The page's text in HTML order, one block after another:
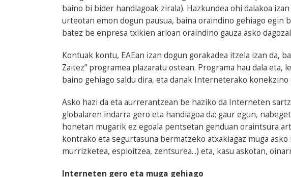
baino bi bider handiagoak zirala). Hazkundea ohi dalakoa
urteotan emon dogun pausua, baina oraindino gehiago egin
batez be enpresa txikien arloan oraindino gauza asko
Kontuak kontu, EAEan izan dogun gorakadea itzela izan da,
Zaitez” programea plazaratu ostean. Programa hau dala eta,
baino gehiago saldu dira, eta danak Interneterako
Asko hazi da eta aurrerantzean be haziko da Interneten
globalaren indarra gero eta handiagoa da; gaur egun,
honetan mugarik ez egoala pentsetan genduan oraintsura
kontrako eta segurtasuna bermatzeko atxakiagaz muga
murrizketea, espioitzea, zentsurea...) eta, kasu askotan,
Interneten gero eta muga gehiago